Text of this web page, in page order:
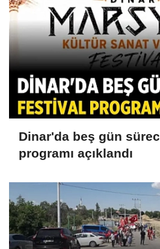
Dinar'da beş gün
programı açıklandı